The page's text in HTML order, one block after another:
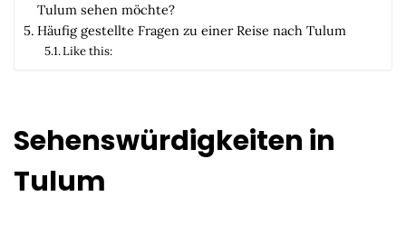
Tulum sehen möchte?
Häufig gestellte Fragen zu einer Reise nach Tulum
Like this:
Sehenswürdigkeiten in
Tulum